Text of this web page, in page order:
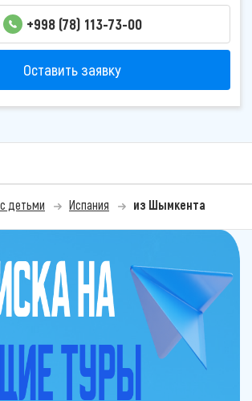
+998 (78) 113-73-00
Оставить заявку
детьми Испания из Шымкента